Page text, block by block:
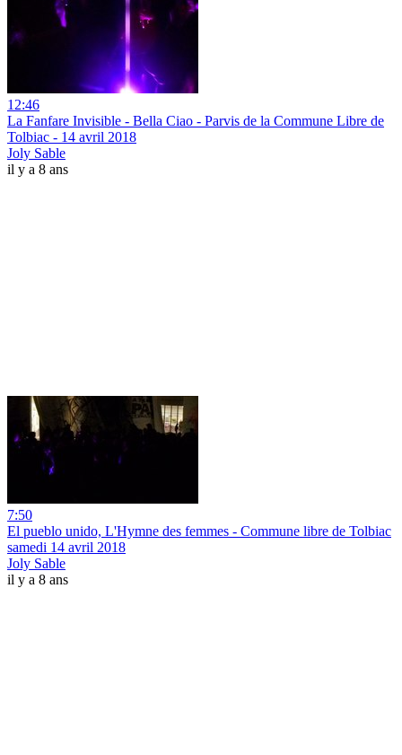
12:46
La Fanfare Invisible - Bella Ciao - Parvis de la Commune Libre de
Tolbiac - 14 avril 2018
Joly Sable
il y a 8 ans
7:50
El pueblo unido, L'Hymne des femmes - Commune libre de Tolbiac
samedi 14 avril 2018
Joly Sable
il y a 8 ans